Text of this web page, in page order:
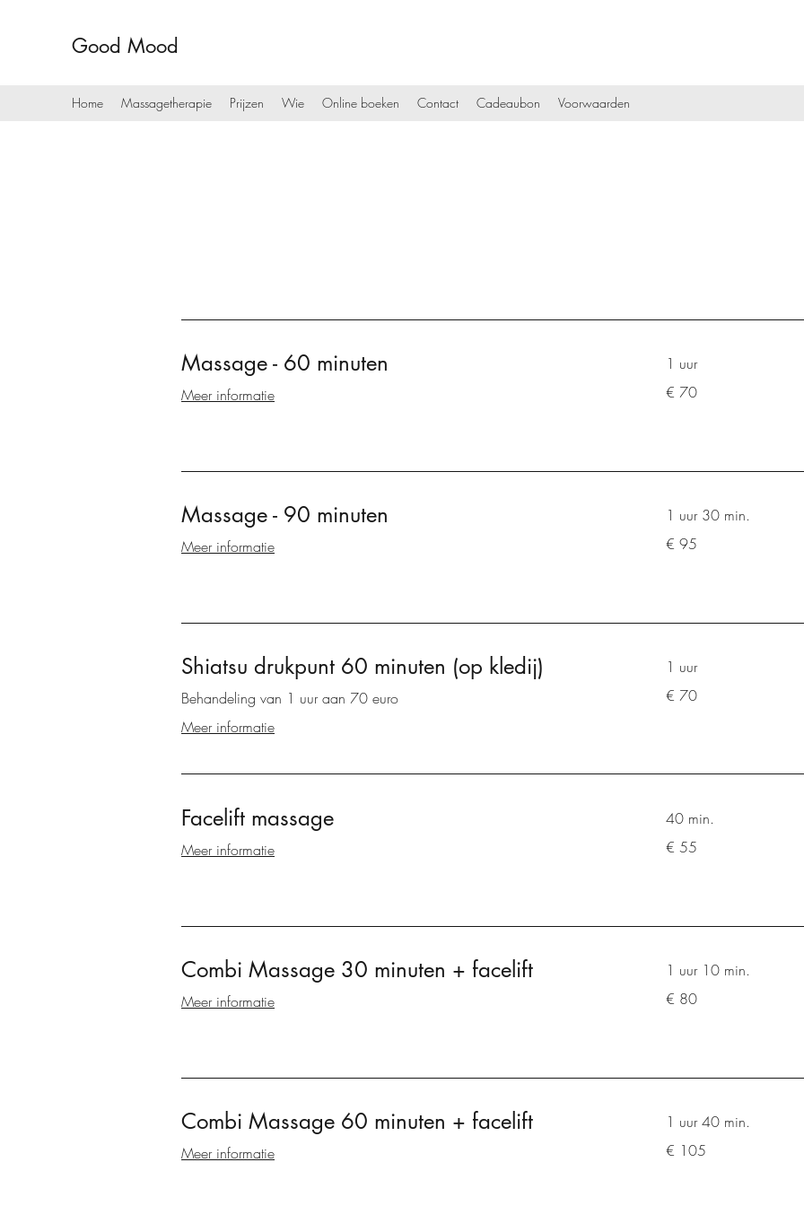
Good Mood
Home Massagetherapie Prijzen Wie Online boeken Contact Cadeaubon Voorwaarden
Massage - 60 minuten
Meer informatie
1 uur
euro
€ 70
Massage - 90 minuten
Meer informatie
1 uur 30 min.
euro
€ 95
Shiatsu drukpunt 60 minuten (op kledij)
Behandeling van 1 uur aan 70 euro
Meer informatie
1 uur
euro
€ 70
Facelift massage
Meer informatie
40 min.
euro
€ 55
Combi Massage 30 minuten + facelift
Meer informatie
1 uur 10 min.
euro
€ 80
Combi Massage 60 minuten + facelift
Meer informatie
1 uur 40 min.
euro
€ 105